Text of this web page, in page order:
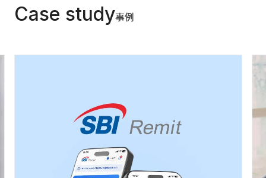
Case study事例